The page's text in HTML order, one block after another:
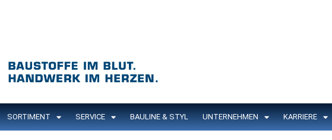
SORTIMENT SERVICE BAULINE & STYL UNTERNEHMEN KARRIERE